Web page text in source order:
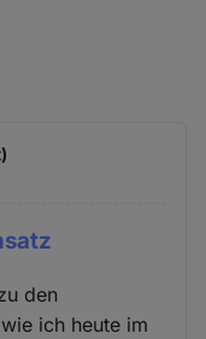
den
ich heute im